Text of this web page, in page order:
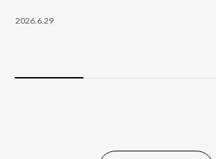
2026.6.29